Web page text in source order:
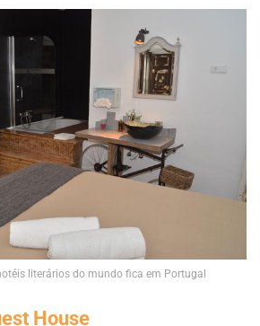
literários do mundo fica em Portugal
House